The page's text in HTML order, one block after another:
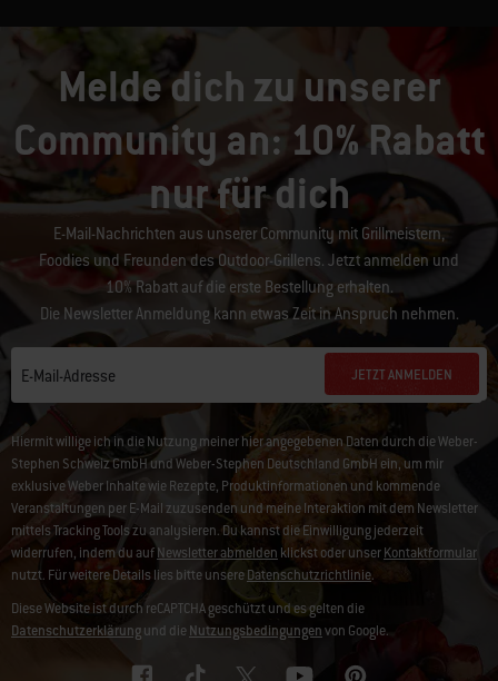
Melde dich zu unserer
Community an: 10% Rabatt
nur für dich
E-Mail-Nachrichten aus unserer Community mit Grillmeistern,
Foodies und Freunden des Outdoor-Grillens. Jetzt anmelden und
10% Rabatt auf die erste Bestellung erhalten.
Die Newsletter Anmeldung kann etwas Zeit in Anspruch nehmen.
E-Mail-Adresse JETZT ANMELDEN
Hiermit willige ich in die Nutzung meiner hier angegebenen Daten durch die Weber-
Stephen Schweiz GmbH und Weber-Stephen Deutschland GmbH ein, um mir
exklusive Weber Inhalte wie Rezepte, Produktinformationen und kommende
Veranstaltungen per E-Mail zuzusenden und meine Interaktion mit dem Newsletter
mittels Tracking Tools zu analysieren. Du kannst die Einwilligung jederzeit
widerrufen, indem du aufNewsletter abmelden klickst oder unserKontaktformular
nutzt. Für weitere Details lies bitte unsereDatenschutzrichtlinie.
Diese Website ist durch reCAPTCHA geschützt und es gelten die
Datenschutzerklärungund dieNutzungsbedingungenvon Google.